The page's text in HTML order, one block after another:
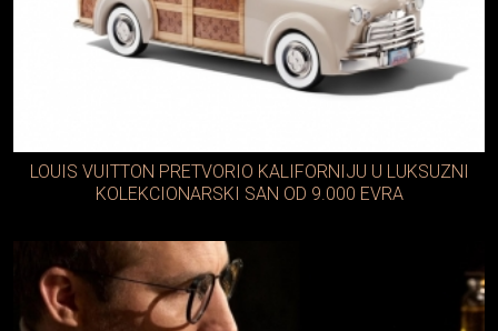
LOUIS VUITTON PRETVORIO KALIFORNIJU U LUKSUZNI
KOLEKCIONARSKI SAN OD 9.000 EVRA